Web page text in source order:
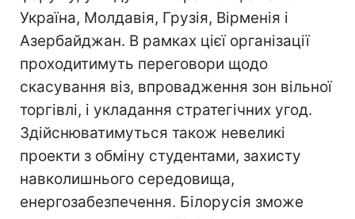
Україна, Молдавія, Грузія, Вірменія і
Азербайджан. В рамках цієї організації
проходитимуть переговори щодо
скасування віз, впровадження зон вільної
торгівлі, і укладання стратегічних угод.
Здійснюватимуться також невеликі
проекти з обміну студентами, захисту
навколишнього середовища,
енергозабезпечення. Білорусія зможе